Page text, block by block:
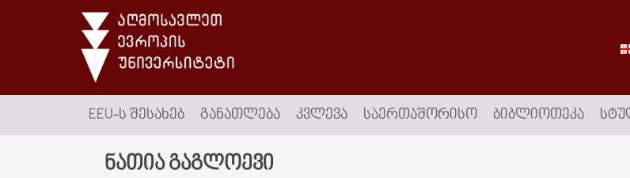
EEU-Ს ᲨᲔᲡᲐᲮᲔᲑ ᲒᲐᲜᲐᲗᲚᲔᲑᲐ ᲙᲕᲚᲔᲕᲐ ᲡᲐᲔᲠᲗᲐᲨᲝᲠᲘᲡᲝ ᲑᲘᲑᲚᲘᲝᲗᲔᲙᲐ
ნათია გაგლოევი